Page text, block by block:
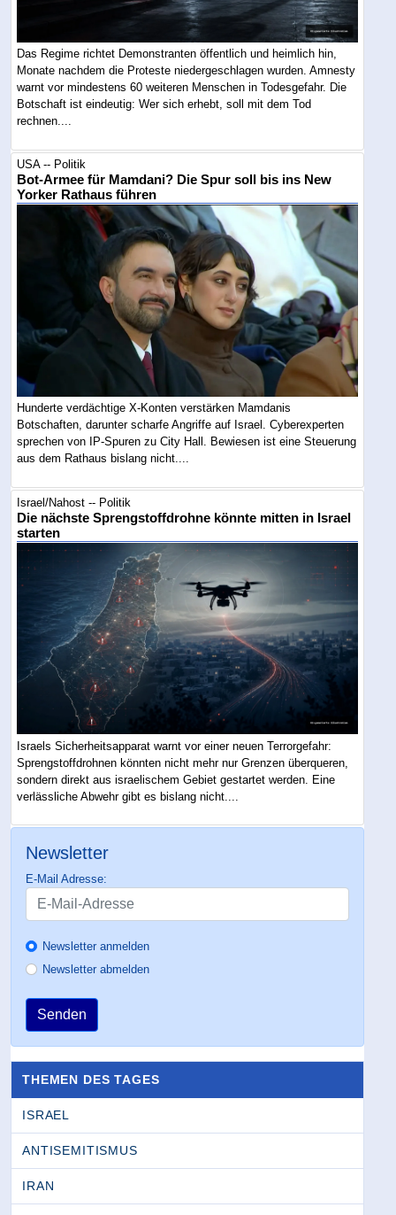
Das Regime richtet Demonstranten öffentlich und heimlich hin,
Monate nachdem die Proteste niedergeschlagen wurden. Amnesty
warnt vor mindestens 60 weiteren Menschen in Todesgefahr. Die
Botschaft ist eindeutig: Wer sich erhebt, soll mit dem Tod
rechnen....
USA -- Politik
Bot-Armee für Mamdani? Die Spur soll bis ins New
Yorker Rathaus führen
Hunderte verdächtige X-Konten verstärken Mamdanis
Botschaften, darunter scharfe Angriffe auf Israel. Cyberexperten
sprechen von IP-Spuren zu City Hall. Bewiesen ist eine Steuerung
aus dem Rathaus bislang nicht....
Israel/Nahost -- Politik
Die nächste Sprengstoffdrohne könnte mitten in Israel
starten
Israels Sicherheitsapparat warnt vor einer neuen Terrorgefahr:
Sprengstoffdrohnen könnten nicht mehr nur Grenzen überqueren,
sondern direkt aus israelischem Gebiet gestartet werden. Eine
verlässliche Abwehr gibt es bislang nicht....
Newsletter
E-Mail Adresse:
Newsletter anmelden
Newsletter abmelden
Senden
THEMEN DES TAGES
ISRAEL
ANTISEMITISMUS
IRAN